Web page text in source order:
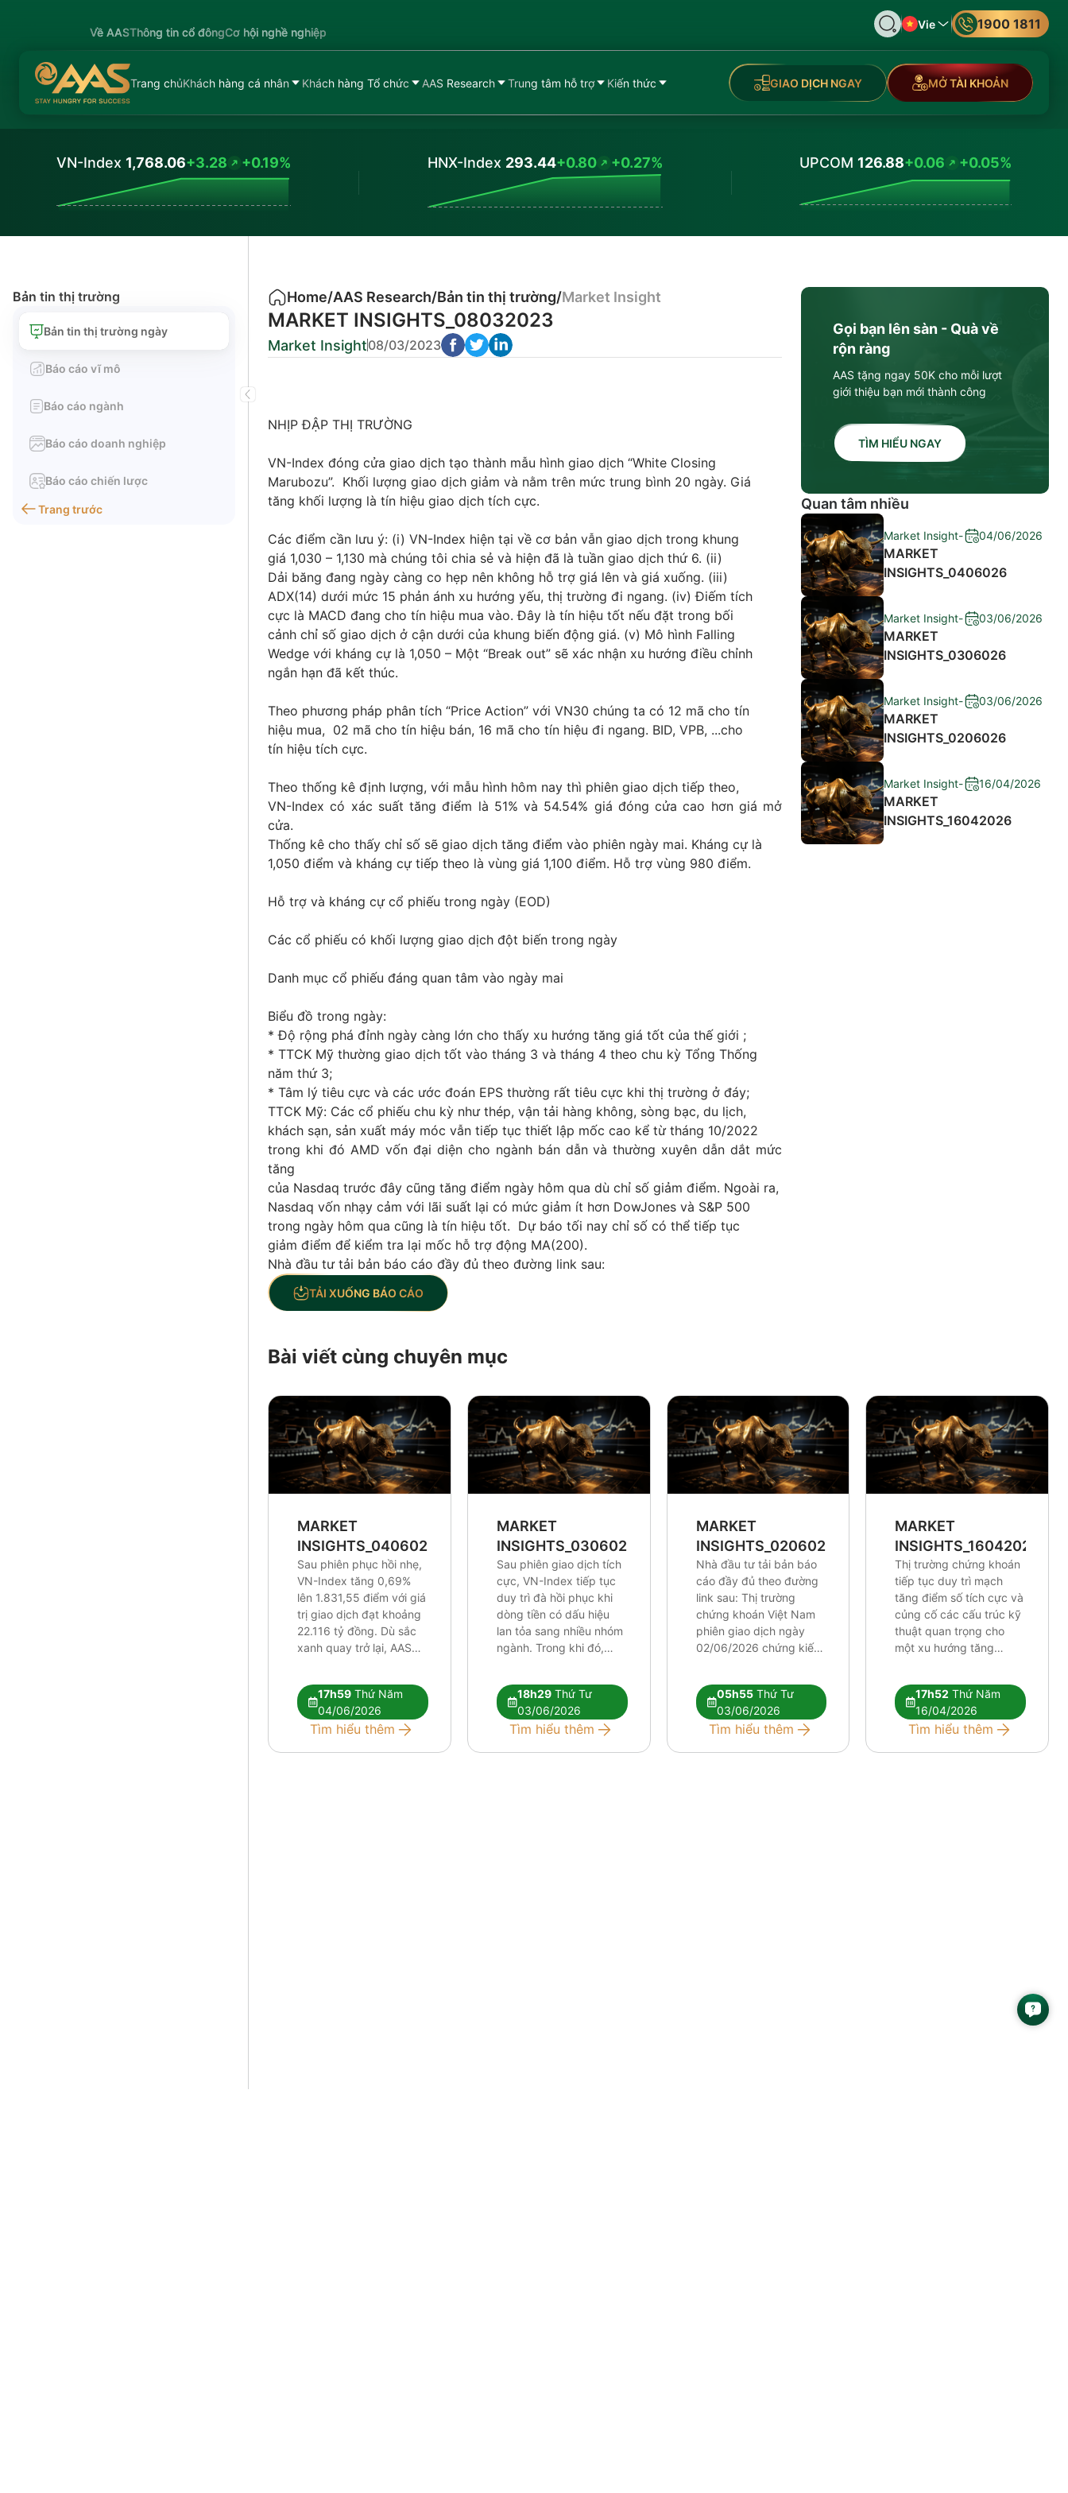
Về AASThông tin cổ đôngCơ hội nghề nghiệp
Vie 1900 1811
Trang chủKhách hàng cá nhân Khách hàng Tổ chức AAS Research Trung tâm hỗ trợ Kiến thức GIAO DỊCH NGAY MỞ TÀI KHOẢN
VN-Index 1,768.06+3.28 +0.19% HNX-Index 293.44+0.80 +0.27% UPCOM 126.88+0.06 +0.05%
Bản tin thị trường
Bản tin thị trường ngày
Báo cáo vĩ mô
Báo cáo ngành
Báo cáo doanh nghiệp
Báo cáo chiến lược
Trang trước
Home/AAS Research/Bản tin thị trường/Market Insight
MARKET INSIGHTS_08032023
Market Insight08/03/2023
NHỊP ĐẬP THỊ TRƯỜNG
VN-Index đóng cửa giao dịch tạo thành mẫu hình giao dịch “White Closing
Marubozu”. Khối lượng giao dịch giảm và nằm trên mức trung bình 20 ngày. Giá
tăng khối lượng là tín hiệu giao dịch tích cực.
Các điểm cần lưu ý: (i) VN-Index hiện tại về cơ bản vẫn giao dịch trong khung
giá 1,030 – 1,130 mà chúng tôi chia sẻ và hiện đã là tuần giao dịch thứ 6. (ii)
Dải băng đang ngày càng co hẹp nên không hỗ trợ giá lên và giá xuống. (iii)
ADX(14) dưới mức 15 phản ánh xu hướng yếu, thị trường đi ngang. (iv) Điếm tích
cực là MACD đang cho tín hiệu mua vào. Đây là tín hiệu tốt nếu đặt trong bối
cảnh chỉ số giao dịch ở cận dưới của khung biến động giá. (v) Mô hình Falling
Wedge với kháng cự là 1,050 – Một “Break out” sẽ xác nhận xu hướng điều chỉnh
ngắn hạn đã kết thúc.
Theo phương pháp phân tích “Price Action” với VN30 chúng ta có 12 mã cho tín
hiệu mua, 02 mã cho tín hiệu bán, 16 mã cho tín hiệu đi ngang. BID, VPB, ...cho
tín hiệu tích cực.
Theo thống kê định lượng, với mẫu hình hôm nay thì phiên giao dịch tiếp theo,
VN-Index có xác suất tăng điểm là 51% và 54.54% giá đóng cửa cao hơn giá mở
cửa.
Thống kê cho thấy chỉ số sẽ giao dịch tăng điểm vào phiên ngày mai. Kháng cự là
1,050 điểm và kháng cự tiếp theo là vùng giá 1,100 điểm. Hỗ trợ vùng 980 điểm.
Hỗ trợ và kháng cự cổ phiếu trong ngày (EOD)
Các cổ phiếu có khối lượng giao dịch đột biến trong ngày
Danh mục cổ phiếu đáng quan tâm vào ngày mai
Biểu đồ trong ngày:
* Độ rộng phá đỉnh ngày càng lớn cho thấy xu hướng tăng giá tốt của thế giới ;
* TTCK Mỹ thường giao dịch tốt vào tháng 3 và tháng 4 theo chu kỳ Tổng Thống
năm thứ 3;
* Tâm lý tiêu cực và các ước đoán EPS thường rất tiêu cực khi thị trường ở đáy;
TTCK Mỹ: Các cổ phiếu chu kỳ như thép, vận tải hàng không, sòng bạc, du lịch,
khách sạn, sản xuất máy móc vẫn tiếp tục thiết lập mốc cao kể từ tháng 10/2022
trong khi đó AMD vốn đại diện cho ngành bán dẫn và thường xuyên dẫn dắt mức
tăng
của Nasdaq trước đây cũng tăng điểm ngày hôm qua dù chỉ số giảm điểm. Ngoài ra,
Nasdaq vốn nhạy cảm với lãi suất lại có mức giảm ít hơn DowJones và S&P 500
trong ngày hôm qua cũng là tín hiệu tốt. Dự báo tối nay chỉ số có thể tiếp tục
giảm điểm để kiểm tra lại mốc hỗ trợ động MA(200).
Nhà đầu tư tải bản báo cáo đầy đủ theo đường link sau:
TẢI XUỐNG BÁO CÁO
Gọi bạn lên sàn - Quà về
rộn ràng
AAS tặng ngay 50K cho mỗi lượt
giới thiệu bạn mới thành công
TÌM HIỂU NGAY
Quan tâm nhiều
Market Insight- 04/06/2026
MARKET
INSIGHTS_0406026
Market Insight- 03/06/2026
MARKET
INSIGHTS_0306026
Market Insight- 03/06/2026
MARKET
INSIGHTS_0206026
Market Insight- 16/04/2026
MARKET
INSIGHTS_16042026
Bài viết cùng chuyên mục
MARKET
INSIGHTS_0406026
Sau phiên phục hồi nhẹ,
VN-Index tăng 0,69%
lên 1.831,55 điểm với giá
trị giao dịch đạt khoảng
22.116 tỷ đồng. Dù sắc
xanh quay trở lại, AAS
vẫn chưa đủ để xác
nhận xu hướng tăng mới.
Dòng tiền tiếp tục phân
17h59 Thứ Năm
04/06/2026
Tìm hiểu thêm
MARKET
INSIGHTS_0306026
Sau phiên giao dịch tích
cực, VN-Index tiếp tục
duy trì đà hồi phục khi
dòng tiền có dấu hiệu
lan tỏa sang nhiều nhóm
ngành. Trong khi đó,
HOSE nhưng áp lực đã
phần nào được hấp thụ
bởi dòng tiền trong
18h29Thứ Tư
03/06/2026
Tìm hiểu thêm
MARKET
INSIGHTS_0206026
Nhà đầu tư tải bản báo
cáo đầy đủ theo đường
link sau: Thị trường
chứng khoán Việt Nam
phiên giao dịch ngày
02/06/2026 chứng kiến
kỹ thuật tiêu cực đang
dần xuất hiện rõ nét hơn,
đòi hỏi nhà đầu tư phải
05h55Thứ Tư
03/06/2026
Tìm hiểu thêm
MARKET
INSIGHTS_16042026
Thị trường chứng khoán
tiếp tục duy trì mạch
tăng điểm số tích cực và
củng cố các cấu trúc kỹ
thuật quan trọng cho
một xu hướng tăng
những cột mốc định hình
xu hướng khá lạc quan,
tâm lý thị trường nhìn
17h52 Thứ Năm
16/04/2026
Tìm hiểu thêm